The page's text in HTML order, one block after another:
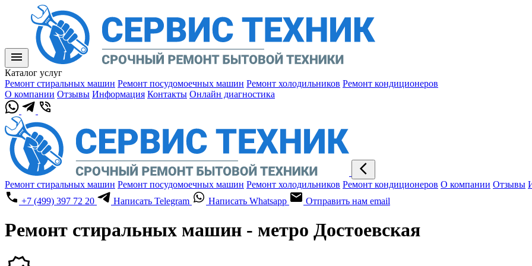
Каталог услуг
Ремонт стиральных машин Ремонт посудомоечных машин Ремонт холодильников Ремонт кондиционеров
О компании Отзывы Информация Контакты Онлайн диагностика
Ремонт стиральных машин Ремонт посудомоечных машин Ремонт холодильников Ремонт кондиционеров О компании Отзывы
+7 (499) 397 72 20
Написать Telegram Написать Whatsapp Отправить нам email
Ремонт стиральных машин - метро Достоевская